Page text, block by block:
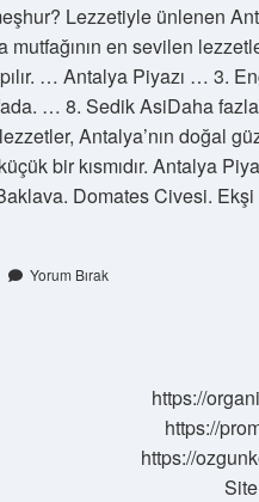
Lezzetiyle ünlenen
mutfağının en sevilen
… Antalya Piyazı … 3.
… 8. Sedik AsiDaha fazla
Antalya’nın doğal
bir kısmıdır. Antalya
Domates Civesi.
Yorum Bırak
https://
https://
https://